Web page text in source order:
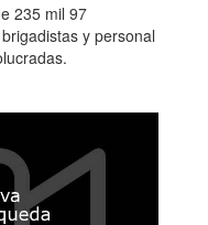
235 mil 97
y personal